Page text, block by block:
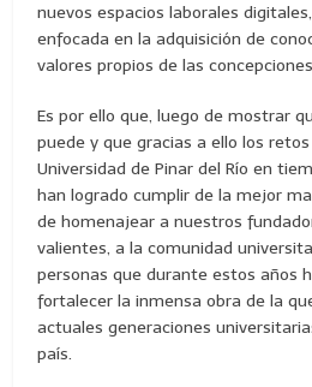
nuevos espacios laborales
enfocada en la adquisición de
valores propios de las
Es por ello que, luego de mostrar
puede y que gracias a ello los
Universidad de Pinar del Río en
han logrado cumplir de la mejor
de homenajear a nuestros
valientes, a la comunidad
personas que durante estos años
fortalecer la inmensa obra de la
actuales generaciones
país.